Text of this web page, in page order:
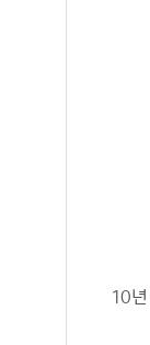
10년